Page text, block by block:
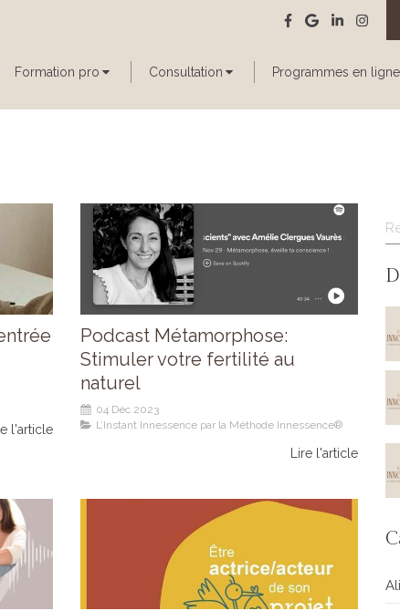
Formation pro Consultation Programmes en ligne
l'article
Podcast Métamorphose:
Stimuler votre fertilité au
naturel
04 Déc 2023
L’Instant Innessence par la Méthode Innessence®
Lire l'article